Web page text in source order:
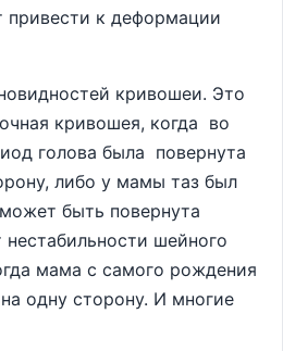
привести к деформации
кривошеи. Это
кривошея, когда во
голова была повернута
либо у мамы таз был
быть повернута
нестабильности шейного
мама с самого рождения
одну сторону. И многие